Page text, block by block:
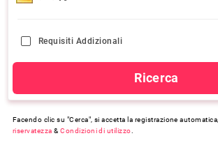
Requisiti Addizionali
Ricerca
Facendo clic su "Cerca", si accetta la registrazione automatica,
riservatezza &Condizioni di utilizzo